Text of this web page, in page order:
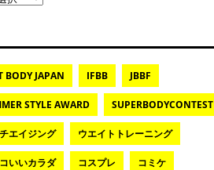
BODY JAPAN IFBB JBBF
STYLE AWARD SUPERBODYCONTEST
エイジング ウエイトトレーニング
いいカラダ コスプレ コミケ